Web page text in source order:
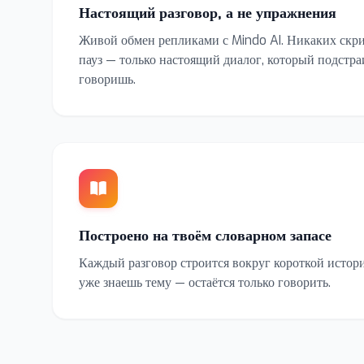
Настоящий разговор, а не упражнения
Живой обмен репликами с Mindo AI. Никаких
пауз — только настоящий диалог, который
говоришь.
Построено на твоём словарном запасе
Каждый разговор строится вокруг короткой
уже знаешь тему — остаётся только говорить.